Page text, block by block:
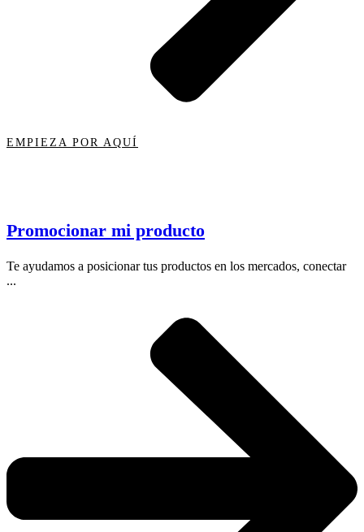
EMPIEZA POR AQUÍ
Promocionar mi producto
Te ayudamos a posicionar tus productos en los mercados, conectar
...